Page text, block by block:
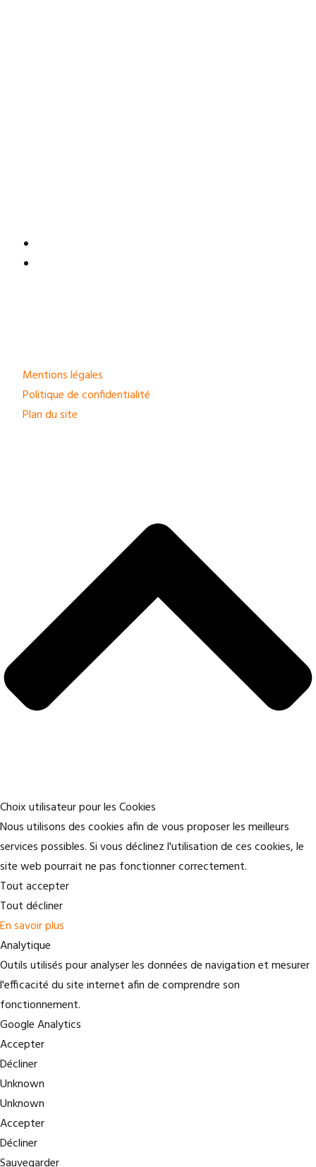
Mentions légales
Politique de confidentialité
Plan du site
Choix utilisateur pour les Cookies
Nous utilisons des cookies afin de vous proposer les meilleurs
services possibles. Si vous déclinez l'utilisation de ces cookies, le
site web pourrait ne pas fonctionner correctement.
Tout accepter
Tout décliner
En savoir plus
Analytique
Outils utilisés pour analyser les données de navigation et mesurer
l'efficacité du site internet afin de comprendre son
fonctionnement.
Google Analytics
Accepter
Décliner
Unknown
Unknown
Accepter
Décliner